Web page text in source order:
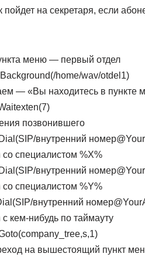
пойдет на секретаря, если
меню — первый отдел
home/wav/otdel1)
— «Вы находитесь в пункте
позвонившего
внутренний
специалистом %X%
внутренний
специалистом %Y%
внутренний
кем-нибудь по таймауту
на вышестоящий пункт